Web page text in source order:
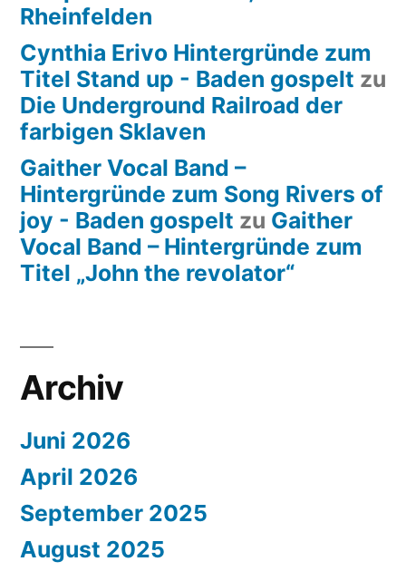
Rheinfelden
Cynthia Erivo Hintergründe zum
Titel Stand up - Baden gospelt zu
Die Underground Railroad der
farbigen Sklaven
Gaither Vocal Band –
Hintergründe zum Song Rivers of
joy - Baden gospelt zu Gaither
Vocal Band – Hintergründe zum
Titel „John the revolator“
Archiv
Juni 2026
April 2026
September 2025
August 2025